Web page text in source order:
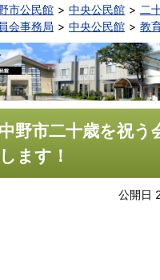
市公民館 中央公民館
二
会事務局 中央公民館 教
野市二十歳を祝う
ます！
公開日